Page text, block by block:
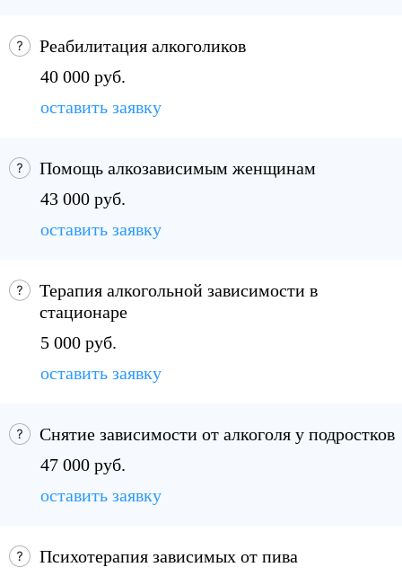
Реабилитация алкоголиков
40 000 руб.
оставить заявку
Помощь алкозависимым женщинам
43 000 руб.
оставить заявку
Терапия алкогольной зависимости в
стационаре
5 000 руб.
оставить заявку
Снятие зависимости от алкоголя у подростков
47 000 руб.
оставить заявку
Психотерапия зависимых от пива